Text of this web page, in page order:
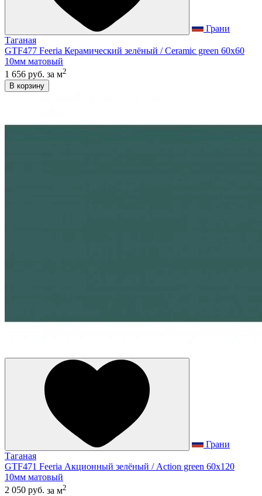
Грани
Таганая
GTF477 Feeria Керамический зелёный / Ceramic green 60x60
10мм матовый
1 656 руб. за м2
В корзину
Грани
Таганая
GTF471 Feeria Акционный зелёный / Action green 60х120
10мм матовый
2 050 руб. за м2